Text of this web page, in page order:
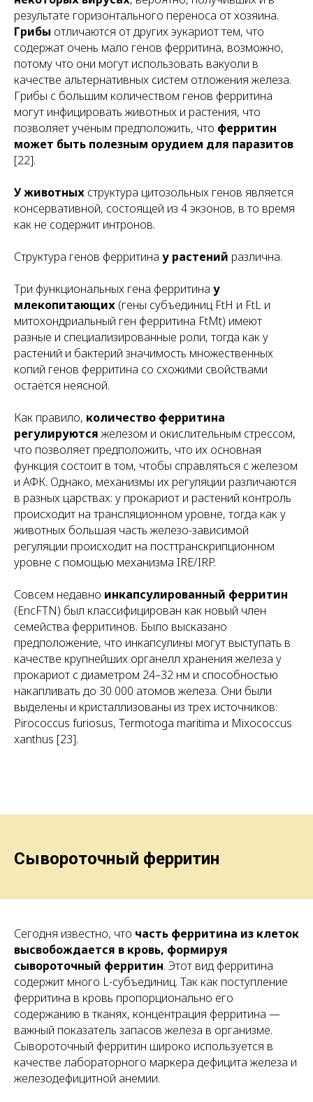
результате горизонтального переноса от хозяина.
Грибы отличаются от других эукариот тем, что
содержат очень мало генов ферритина, возможно,
потому что они могут использовать вакуоли в
качестве альтернативных систем отложения железа.
Грибы с большим количеством генов ферритина
могут инфицировать животных и растения, что
позволяет учёным предположить, что ферритин
может быть полезным орудием для паразитов
[22].
У животных структура цитозольных генов является
консервативной, состоящей из 4 экзонов, в то время
как не содержит интронов.
Структура генов ферритина у растений различна.
Три функциональных гена ферритина у
млекопитающих (гены субъединиц FtH и FtL и
митохондриальный ген ферритина FtMt) имеют
разные и специализированные роли, тогда как у
растений и бактерий значимость множественных
копий генов ферритина со схожими свойствами
остаётся неясной.
Как правило, количество ферритина
регулируются железом и окислительным стрессом,
что позволяет предположить, что их основная
функция состоит в том, чтобы справляться с железом
и АФК. Однако, механизмы их регуляции различаются
в разных царствах: у прокариот и растений контроль
происходит на трансляционном уровне, тогда как у
животных большая часть железо-зависимой
регуляции происходит на посттранскрипционном
уровне с помощью механизма IRE/IRP.
Совсем недавно инкапсулированный ферритин
(EncFTN) был классифицирован как новый член
семейства ферритинов. Было высказано
предположение, что инкапсулины могут выступать в
качестве крупнейших органелл хранения железа у
прокариот с диаметром 24–32 нм и способностью
накапливать до 30 000 атомов железа. Они были
выделены и кристаллизованы из трех источников:
Pirococcus furiosus, Termotoga maritima и Mixococcus
xanthus [23].
Сывороточный ферритин
Сегодня известно, что часть ферритина из клеток
высвобождается в кровь, формируя
сывороточный ферритин. Этот вид ферритина
содержит много L-субъединиц. Так как поступление
ферритина в кровь пропорционально его
содержанию в тканях, концентрация ферритина —
важный показатель запасов железа в организме.
Сывороточный ферритин широко используется в
качестве лабораторного маркера дефицита железа и
железодефицитной анемии.